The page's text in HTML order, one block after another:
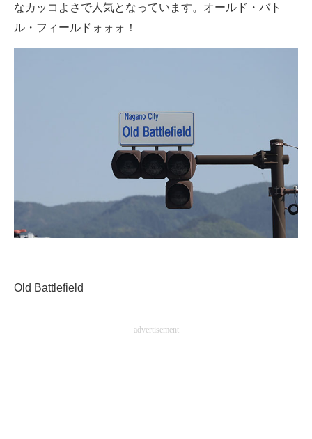
スマホと通信の最新トレンド
進化するPCとデバイスの未来
企業ITのトレンドを詳説
製造業のIT導入・活用を支援
なカッコよさで人気となっています。オールド・バト
ル・フィールドォォォ！
Old Battlefield
advertisement